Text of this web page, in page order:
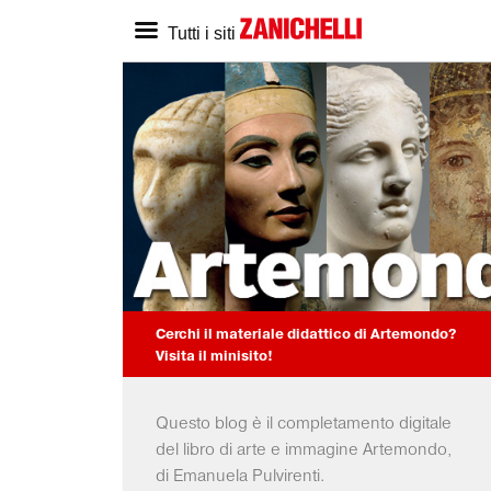
Tutti i siti
ZANICHELLI.it
Home zanichelli.it
Ricerca in catalogo
Contatti
SCUOLA
Home scuola
Catalogo scuola
Bisogni Educativi
(BES)
Formazione docenti
SEGUICI SU YouTube
Cerchi il materiale didattico di Artemondo?
Visita il minisito!
Questo blog è il completamento digitale
del libro di arte e immagine Artemondo,
di Emanuela Pulvirenti.